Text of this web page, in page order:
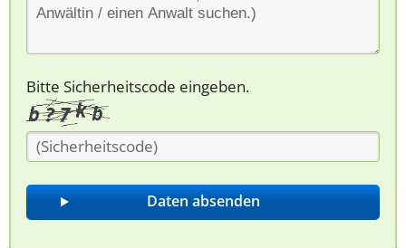
Bitte Sicherheitscode eingeben.